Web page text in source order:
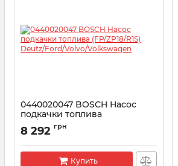
0440020047 BOSCH Насос
подкачки топлива
(FP/ZP18/R1S)
Deutz/Ford/Volvo/Volkswagen
Артикул: 0440020047
8 292 грн
Купить